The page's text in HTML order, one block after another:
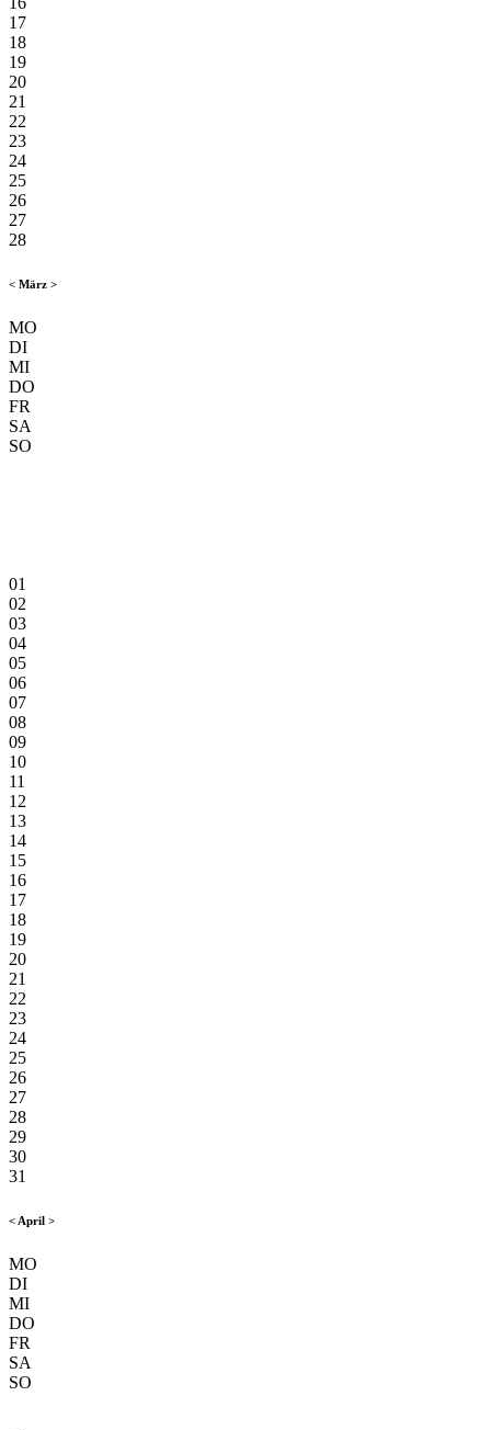
17
18
19
20
21
22
23
24
25
26
27
28
< März >
MO
DI
MI
DO
FR
SA
SO
01
02
03
04
05
06
07
08
09
10
11
12
13
14
15
16
17
18
19
20
21
22
23
24
25
26
27
28
29
30
31
< April >
MO
DI
MI
DO
FR
SA
SO